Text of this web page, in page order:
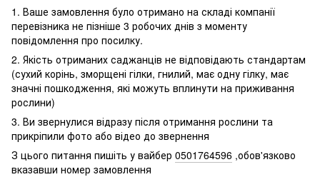
1. Ваше замовлення було отримано на складі компанії
перевізника не пізніше 3 робочих днів з моменту
повідомлення про посилку.
2. Якість отриманих саджанців не відповідають стандартам
(сухий корінь, зморщені гілки, гнилий, має одну гілку, має
значні пошкодження, які можуть вплинути на приживання
рослини)
3. Ви звернулися відразу після отримання рослини та
прикріпили фото або відео до звернення
З цього питання пишіть у вайбер 0501764596 ,обов'язково
вказавши номер замовлення